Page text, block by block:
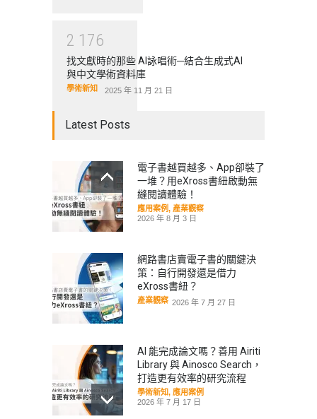
2 1 76
找文獻時的那些 AI詠唱術─結合生成式AI
與中文學術資料庫
學術新知 2025 年 11 月 21 日
Latest Posts
電子書越買越多、App卻裝了
一堆？用eXross書紐啟動無
縫閱讀體驗！
應用案例, 產業觀察
2026 年 8 月 3 日
網路書店賣電子書的關鍵決
策：自行開發還是借力
eXross書紐？
產業觀察 2026 年 7 月 27 日
AI 能完成論文嗎？善用 Airiti
Library 與 Ainosco Search，
打造更有效率的研究流程
學術新知, 應用案例
2026 年 7 月 17 日